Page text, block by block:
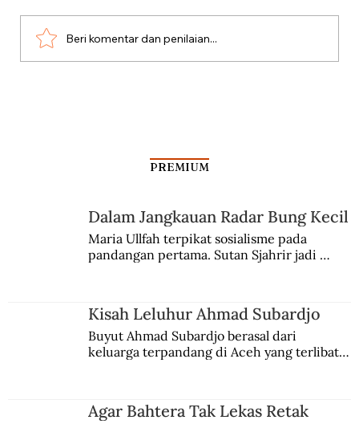
Misteri Gunung Kawi
Beri komentar dan penilaian...
PREMIUM
Dalam Jangkauan Radar Bung Kecil
Maria Ullfah terpikat sosialisme pada
pandangan pertama. Sutan Sjahrir jadi
Kisah Leluhur Ahmad Subardjo
Buyut Ahmad Subardjo berasal dari
keluarga terpandang di Aceh yang terlibat
Agar Bahtera Tak Lekas Retak